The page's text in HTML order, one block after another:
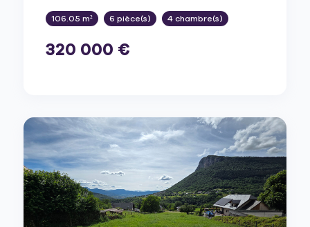
106.05 m² 6 pièce(s) 4 chambre(s)
320 000 €